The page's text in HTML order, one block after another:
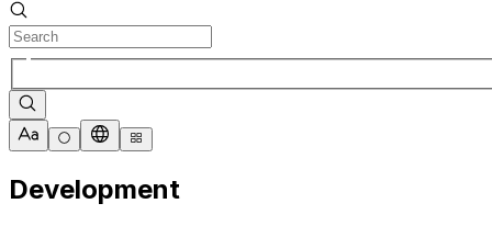
Development